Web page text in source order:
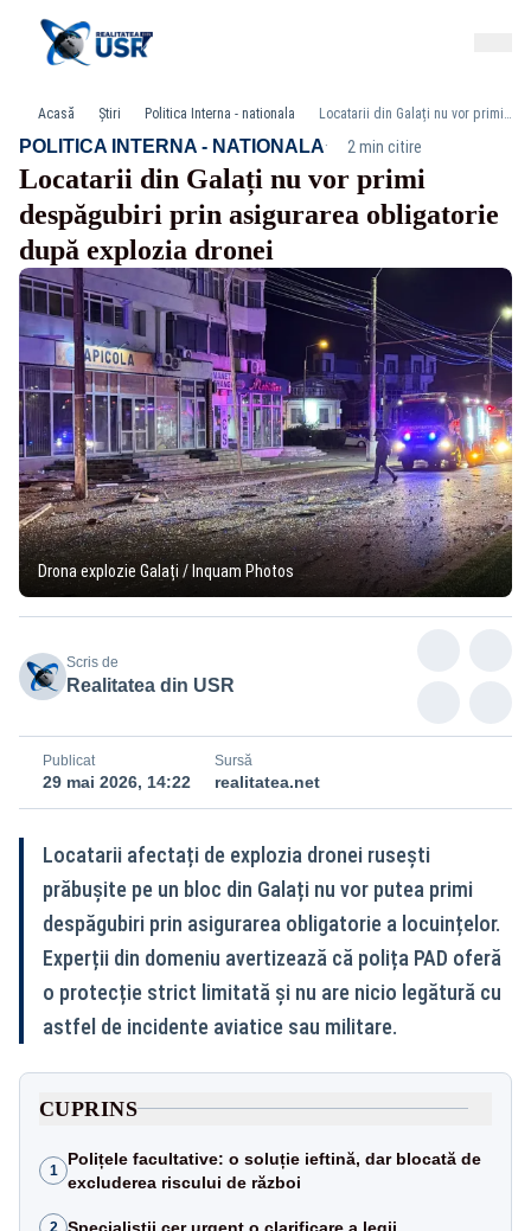
Acasă Știri Politica Interna - nationala Locatarii din Galați nu vor primi despăgubiri prin asigurarea obligatorie după explozia dronei
POLITICA INTERNA - NATIONALA· 2 min citire
Locatarii din Galați nu vor primi
despăgubiri prin asigurarea obligatorie
după explozia dronei
Drona explozie Galați / Inquam Photos
Scris de
Realitatea din USR
Publicat
29 mai 2026, 14:22
Sursă
realitatea.net
Locatarii afectați de explozia dronei rusești
prăbușite pe un bloc din Galați nu vor putea primi
despăgubiri prin asigurarea obligatorie a locuințelor.
Experții din domeniu avertizează că polița PAD oferă
o protecție strict limitată și nu are nicio legătură cu
astfel de incidente aviatice sau militare.
CUPRINS
1
Polițele facultative: o soluție ieftină, dar blocată de
excluderea riscului de război
2 Specialiștii cer urgent o clarificare a legii